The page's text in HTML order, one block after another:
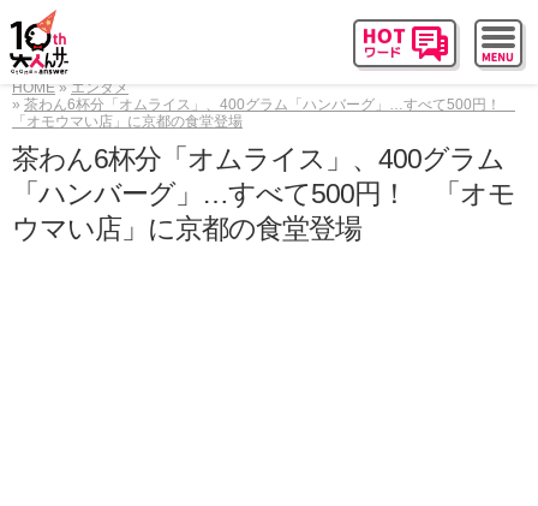
HOME
エンタメ
茶わん6杯分「オムライス」、400グラム「ハンバーグ」…すべて500円！
「オモウマい店」に京都の食堂登場
茶わん6杯分「オムライス」、400グラム
「ハンバーグ」…すべて500円！ 「オモ
ウマい店」に京都の食堂登場